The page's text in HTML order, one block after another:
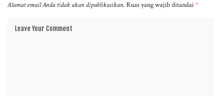
Alamat email Anda tidak akan dipublikasikan. Ruas yang wajib ditandai*